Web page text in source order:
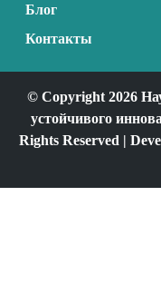
Блог
Контакты
© Copyright 2026
устойчивого
Rights Reserved |